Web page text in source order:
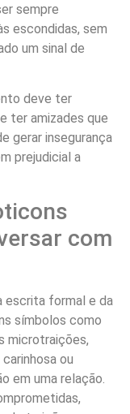
sempre
escondidas, sem
um sinal de
deve ter
ter amizades que
gerar insegurança
prejudicial a
com
escrita formal e da
símbolos como
microtraições,
ou
em uma relação.